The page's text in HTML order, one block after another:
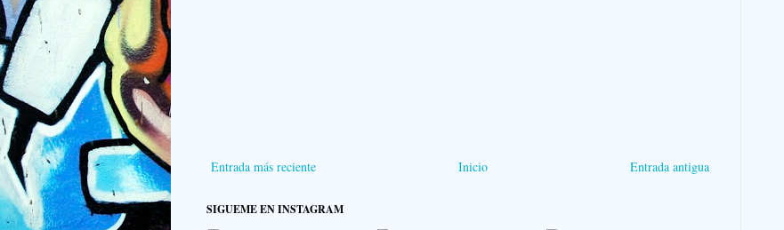
Entrada más reciente Entrada antigua
Inicio
SIGUEME EN INSTAGRAM